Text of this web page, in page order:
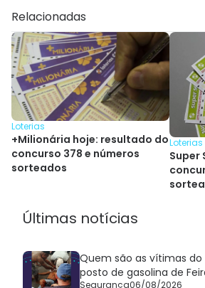
Relacionadas
Loterias
+Milionária hoje: resultado do
concurso 378 e números
sorteados
Loterias
Super
Últimas notícias
Quem são as vítimas
posto de gasolina de
Segurança06/08/2026